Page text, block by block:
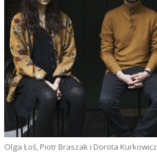
Olga Łoś, Piotr Braszak i Dorota Kurkowicz